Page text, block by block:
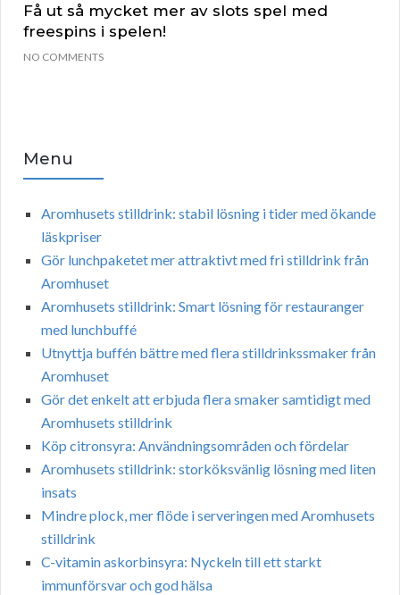
Få ut så mycket mer av slots spel med
freespins i spelen!
NO COMMENTS
Menu
Aromhusets stilldrink: stabil lösning i tider med ökande
läskpriser
Gör lunchpaketet mer attraktivt med fri stilldrink från
Aromhuset
Aromhusets stilldrink: Smart lösning för restauranger
med lunchbuffé
Utnyttja buffén bättre med flera stilldrinkssmaker från
Aromhuset
Gör det enkelt att erbjuda flera smaker samtidigt med
Aromhusets stilldrink
Köp citronsyra: Användningsområden och fördelar
Aromhusets stilldrink: storköksvänlig lösning med liten
insats
Mindre plock, mer flöde i serveringen med Aromhusets
stilldrink
C-vitamin askorbinsyra: Nyckeln till ett starkt
immunförsvar och god hälsa